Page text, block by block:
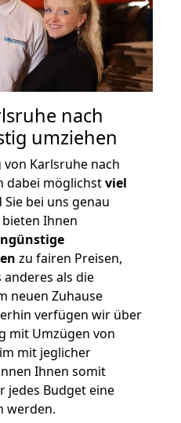
nach
umziehen
Karlsruhe nach
dabei möglichstviel
Sie bei uns genau
Ihnen
zu fairen Preisen,
als die
neuen Zuhause
verfügen wir über
mit Umzügen von
mit jeglicher
Ihnen somit
jedes Budget eine
werden.